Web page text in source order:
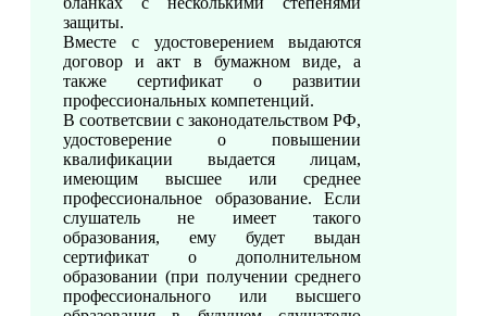
защиты.
Вместе с удостоверением выдаются
договор и акт в бумажном виде, а
также сертификат о развитии
профессиональных компетенций.
В соответсвии с законодательством РФ,
удостоверение о повышении
квалификации выдается лицам,
имеющим высшее или среднее
профессиональное образование. Если
слушатель не имеет такого
образования, ему будет выдан
сертификат о дополнительном
образовании (при получении среднего
профессионального или высшего